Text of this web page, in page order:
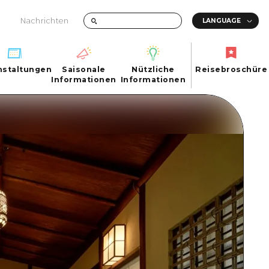
Nachrichten
City
Saisonale
Informationen
Informationen
Nützliche
Informationen
Informationen
Foto-Download
Transportinformationen bei Katastrophen
Reisebroschüre